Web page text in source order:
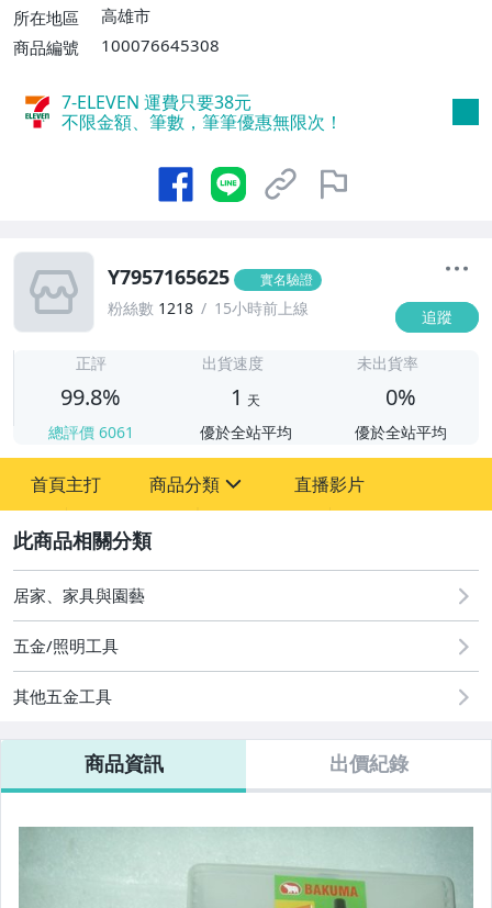
所在地區
高雄市
商品編號
100076645308
7-ELEVEN 運費只要38元
不限金額、筆數，筆筆優惠無限次！
Y7957165625 實名驗證
粉絲數 1218 15小時前上線 追蹤
正評
99.8%
總評價 6061
出貨速度
1 天
優於全站平均
未出貨率
0%
優於全站平均
首頁主打 商品分類
圖書/影音/文具
手機、配件與通訊
女包精品與女鞋
直播影片
居家、家具與園藝
五金/照明工具
其他五金工具
商品資訊 出價紀錄